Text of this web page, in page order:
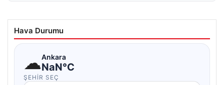
Hava Durumu
☁Ankara
NaN°C
ŞEHIR SEÇ